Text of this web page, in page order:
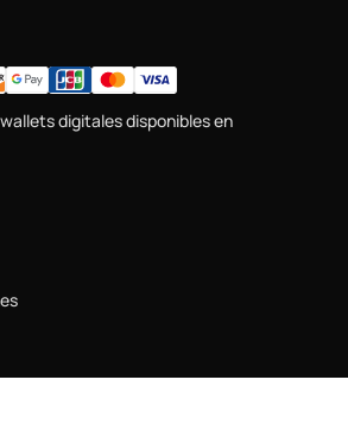
digitales disponibles en